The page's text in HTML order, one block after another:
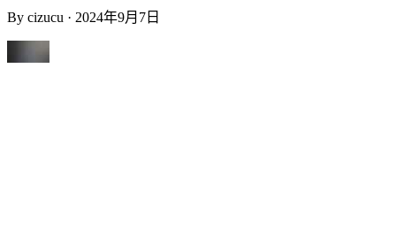
By cizucu · 2024年9月7日